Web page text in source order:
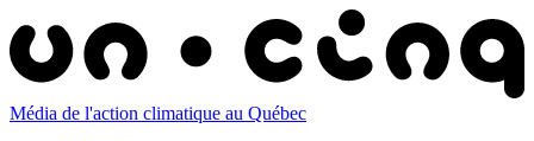
Média de l'action climatique au Québec